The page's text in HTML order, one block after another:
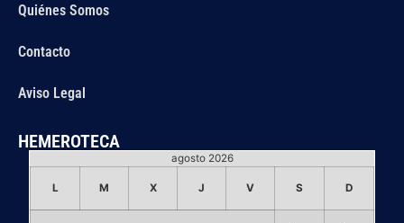
Quiénes Somos
Contacto
Aviso Legal
HEMEROTECA
agosto 2026
L M X J V S D